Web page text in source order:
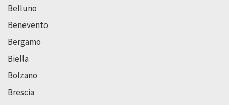
Belluno
Benevento
Bergamo
Biella
Bolzano
Brescia